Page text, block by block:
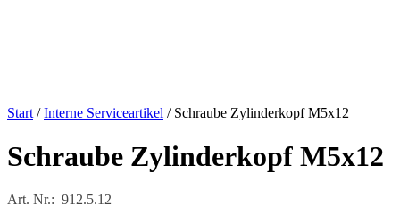
Start /Interne Serviceartikel / Schraube Zylinderkopf M5x12
Schraube Zylinderkopf M5x12
Art. Nr.: 912.5.12